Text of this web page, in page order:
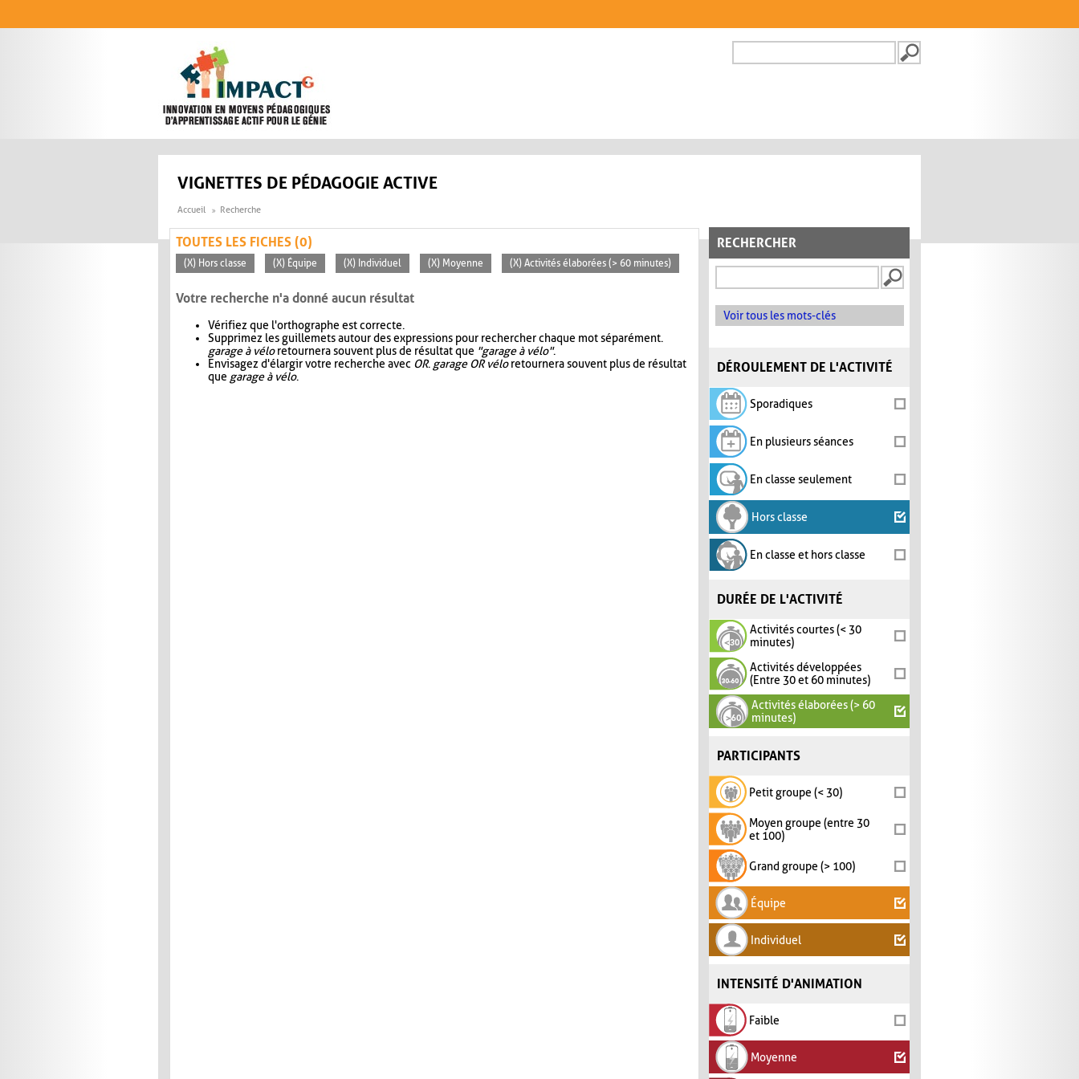
FORMULAIRE DE
VIGNETTES DE PÉDAGOGIE ACTIVE
Accueil Recherche
RECHERCHER
Voir tous les mots-clés
DÉROULEMENT DE L'ACTIVITÉ
Sporadiques
En plusieurs séances
En classe seulement
Hors classe
En classe et hors classe
DURÉE DE L'ACTIVITÉ
Activités courtes (< 30
minutes)
Activités développées
(Entre 30 et 60 minutes)
Activités élaborées (> 60
minutes)
PARTICIPANTS
Petit groupe (< 30)
Moyen groupe (entre 30
et 100)
Grand groupe (> 100)
Équipe
Individuel
INTENSITÉ D'ANIMATION
Faible
Moyenne
TOUTES LES FICHES (0)
(X) Hors classe (X) Équipe (X) Individuel (X) Moyenne (X) Activités élaborées (> 60 minutes)
Votre recherche n'a donné aucun résultat
Vérifiez que l'orthographe est correcte.
Supprimez les guillemets autour des expressions pour rechercher chaque mot séparément.
garage à véloretournera souvent plus de résultat que "garage à vélo".
Envisagez d'élargir votre recherche avec OR. garage OR véloretournera souvent plus de résultat
que garage à vélo.